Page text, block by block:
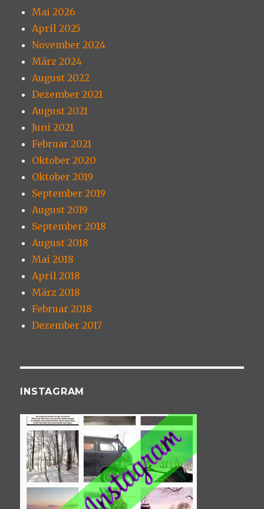
Mai 2026
April 2025
November 2024
März 2024
August 2022
Dezember 2021
August 2021
Juni 2021
Februar 2021
Oktober 2020
Oktober 2019
September 2019
August 2019
September 2018
August 2018
Mai 2018
April 2018
März 2018
Februar 2018
Dezember 2017
INSTAGRAM